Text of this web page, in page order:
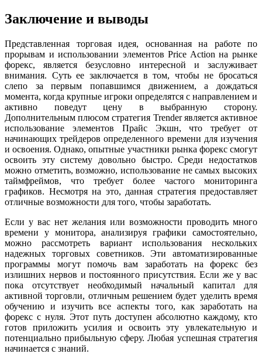
Заключение и выводы
Представленная торговая идея, основанная на работе по
прорывам и использовании элементов Price Action на рынке
форекс, является безусловно интересной и заслуживает
внимания. Суть ее заключается в том, чтобы не бросаться
слепо за первым попавшимся движением, а дождаться
момента, когда крупные игроки определятся с направлением и
активно поведут цену в выбранную сторону.
Дополнительным плюсом стратегия Trender является активное
использование элементов Прайс Экшн, что требует от
начинающих трейдеров определенного времени для изучения
и освоения. Однако, опытные участники рынка форекс смогут
освоить эту систему довольно быстро. Среди недостатков
можно отметить, возможно, использование не самых высоких
таймфреймов, что требует более частого мониторинга
графиков. Несмотря на это, данная стратегия предоставляет
отличные возможности для того, чтобы заработать.
Если у вас нет желания или возможности проводить много
времени у монитора, анализируя графики самостоятельно,
можно рассмотреть вариант использования нескольких
надежных торговых советников. Эти автоматизированные
программы могут помочь вам заработать на форекс без
излишних нервов и постоянного присутствия. Если же у вас
пока отсутствует необходимый начальный капитал для
активной торговли, отличным решением будет уделить время
обучению и изучить все аспекты того, как заработать на
форекс с нуля. Этот путь доступен абсолютно каждому, кто
готов приложить усилия и освоить эту увлекательную и
потенциально прибыльную сферу. Любая успешная стратегия
начинается с знаний.